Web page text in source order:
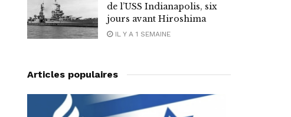
de l’USS Indianapolis, six
jours avant Hiroshima
IL Y A 1 SEMAINE
Articles populaires